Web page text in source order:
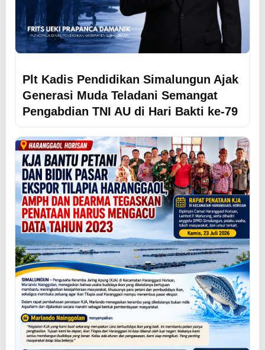
Plt Kadis Pendidikan Simalungun Ajak
Generasi Muda Teladani Semangat
Pengabdian TNI AU di Hari Bakti ke-79